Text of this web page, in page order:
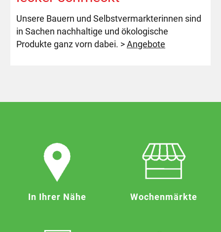
Unsere Bauern und Selbstvermarkterinnen sind
in Sachen nachhaltige und ökologische
Produkte ganz vorn dabei. >Angebote
In Ihrer Nähe Wochen­märkte